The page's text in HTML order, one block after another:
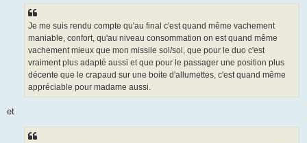
Je me suis rendu compte qu'au final c'est quand même vachement
maniable, confort, qu'au niveau consommation on est quand même
vachement mieux que mon missile sol/sol, que pour le duo c'est
vraiment plus adapté aussi et que pour le passager une position plus
décente que le crapaud sur une boite d'allumettes, c'est quand même
appréciable pour madame aussi.
et